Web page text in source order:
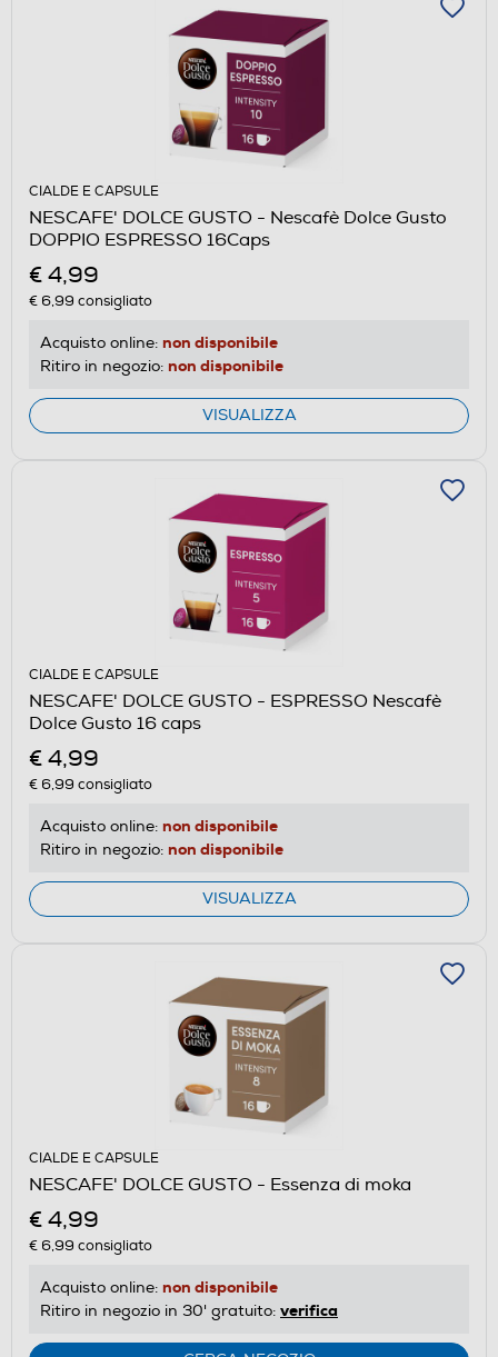
CIALDE E CAPSULE
NESCAFE' DOLCE GUSTO - Nescafè Dolce Gusto
DOPPIO ESPRESSO 16Caps
€ 4,99
€ 6,99 consigliato
Acquisto online: non disponibile
Ritiro in negozio: non disponibile
VISUALIZZA
CIALDE E CAPSULE
NESCAFE' DOLCE GUSTO - ESPRESSO Nescafè
Dolce Gusto 16 caps
€ 4,99
€ 6,99 consigliato
Acquisto online: non disponibile
Ritiro in negozio: non disponibile
VISUALIZZA
CIALDE E CAPSULE
NESCAFE' DOLCE GUSTO - Essenza di moka
€ 4,99
€ 6,99 consigliato
Acquisto online: non disponibile
Ritiro in negozio in 30' gratuito: verifica